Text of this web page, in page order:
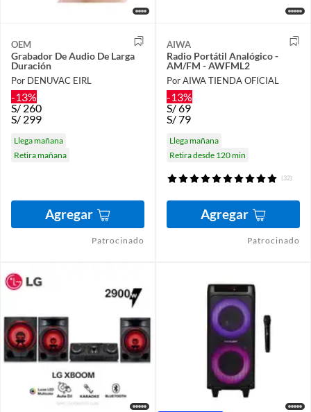
OEM
Grabador De Audio De Larga
Duración
Por DENUVAC EIRL
-13%
S/ 260
S/ 299
Llega mañana
Retira mañana
Agregar
Patrocinado
AIWA
Radio Portátil Analógico -
AM/FM - AWFML2
Por AIWA TIENDA OFICIAL
-13%
S/69
S/79
Llega mañana
Retira desde 120 min
(32)
Agregar
Patrocinado